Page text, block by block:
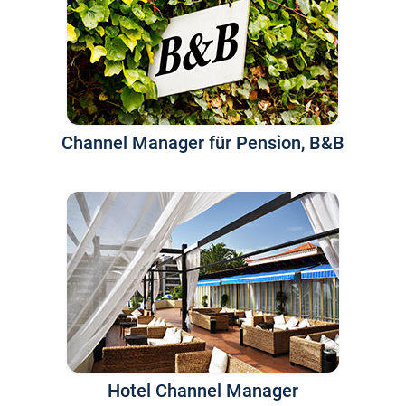
Channel Manager für Pension, B&B
Hotel Channel Manager